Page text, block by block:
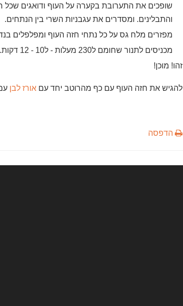
שופכים את התערובת בקערה על העוף ודואגים שכל
והתבלינים. ומסדרים את עגבניות השרי בין הנתחים.
מפזרים מלח גס על כל נתחי חזה העוף ומפלפלים
מכניסים לתנור שחומם ל230 מעלות - ל10 - 12 דקות.
זהו! מוכן!
להגיש את חזה העוף עם כף מהרוטב יחד עםאורז לבן
הדפסה